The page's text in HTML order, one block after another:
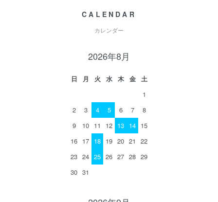
CALENDAR
カレンダー
2026年8月
日 月 火 水 木 金
土
1
2
3 4 5 6 7
8
9
10 11 12 13 14 15
16 17 18 19 20 21
22
23 24 25 26 27 28 29
30 31